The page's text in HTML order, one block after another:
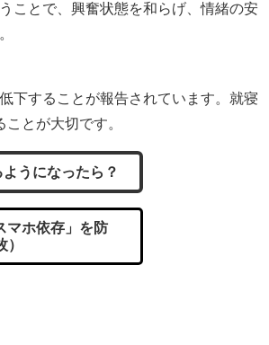
ことで、興奮状態を和らげ、情緒の安
下することが報告されています。就寝
とが大切です。
うになったら？
マホ依存」を防